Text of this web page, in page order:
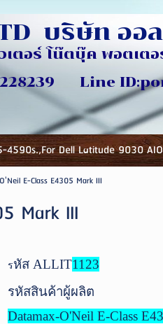
บริษัท ออ
ตอร์ โน๊ตบุ๊ค พอตเต
Line
4590s.,For Dell Latitude 9030
E-Class E4305 Mark III
Mark III
รหัส ALLIT1123
รหัสสินค้าผู้ผลิต
Datamax-O'Neil E-Class